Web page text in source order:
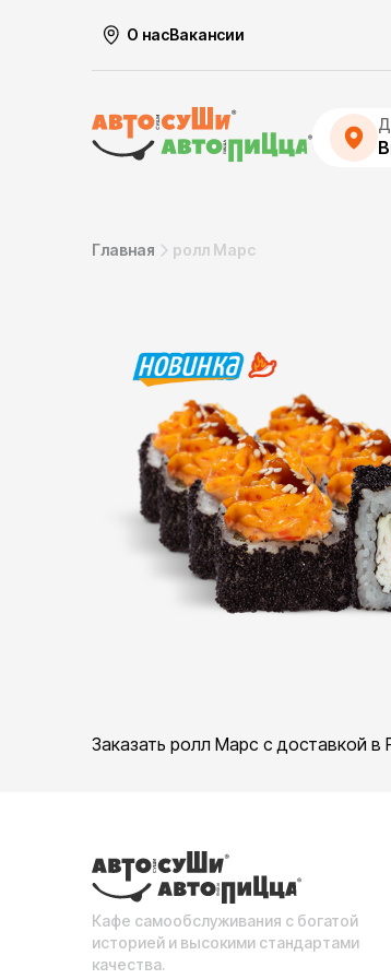
О насВакансии
Главная ролл Марс
Заказать ролл Марс с доставкой в
Кафе самообслуживания с богатой
историей и высокими стандартами
качества.